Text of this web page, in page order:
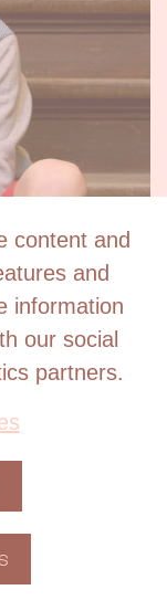
content and
and
information
our social
partners.